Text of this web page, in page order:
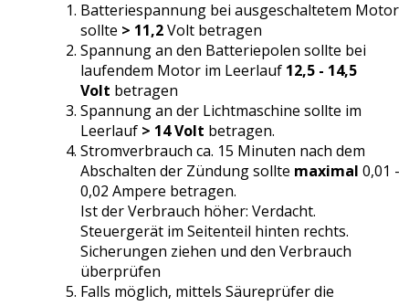
Batteriespannung bei ausgeschaltetem Motor
sollte > 11,2Volt betragen
Spannung an den Batteriepolen sollte bei
laufendem Motor im Leerlauf 12,5 - 14,5
Volt betragen
Spannung an der Lichtmaschine sollte im
Leerlauf > 14 Volt betragen.
Stromverbrauch ca. 15 Minuten nach dem
Abschalten der Zündung sollte maximal 0,01 -
0,02 Ampere betragen.
Ist der Verbrauch höher: Verdacht.
Steuergerät im Seitenteil hinten rechts.
Sicherungen ziehen und den Verbrauch
überprüfen
Falls möglich, mittels Säureprüfer die